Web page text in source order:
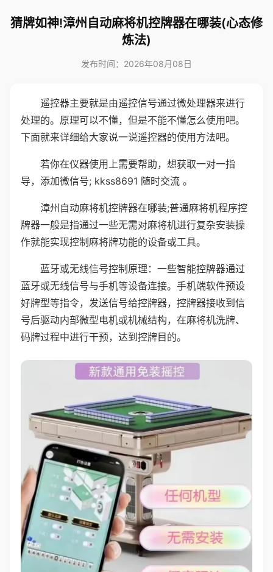
猜牌如神!漳州自动麻将机控牌器在哪装(心态修
炼法)
发布时间：2026年08月08日
遥控器主要就是由遥控信号通过微处理器来进行
处理的。原理可以不懂，但是不能不懂怎么使用吧。
下面就来详细给大家说一说遥控器的使用方法吧。
若你在仪器使用上需要帮助，想获取一对一指
导，添加微信号; kkss8691 随时交流 。
漳州自动麻将机控牌器在哪装;普通麻将机程序控
牌器一般是指通过一些无需对麻将机进行复杂安装操
作就能实现控制麻将牌功能的设备或工具。
蓝牙或无线信号控制原理：一些智能控牌器通过
蓝牙或无线信号与手机等设备连接。手机端软件预设
好牌型等指令，发送信号给控牌器，控牌器接收到信
号后驱动内部微型电机或机械结构，在麻将机洗牌、
码牌过程中进行干预，达到控牌目的。